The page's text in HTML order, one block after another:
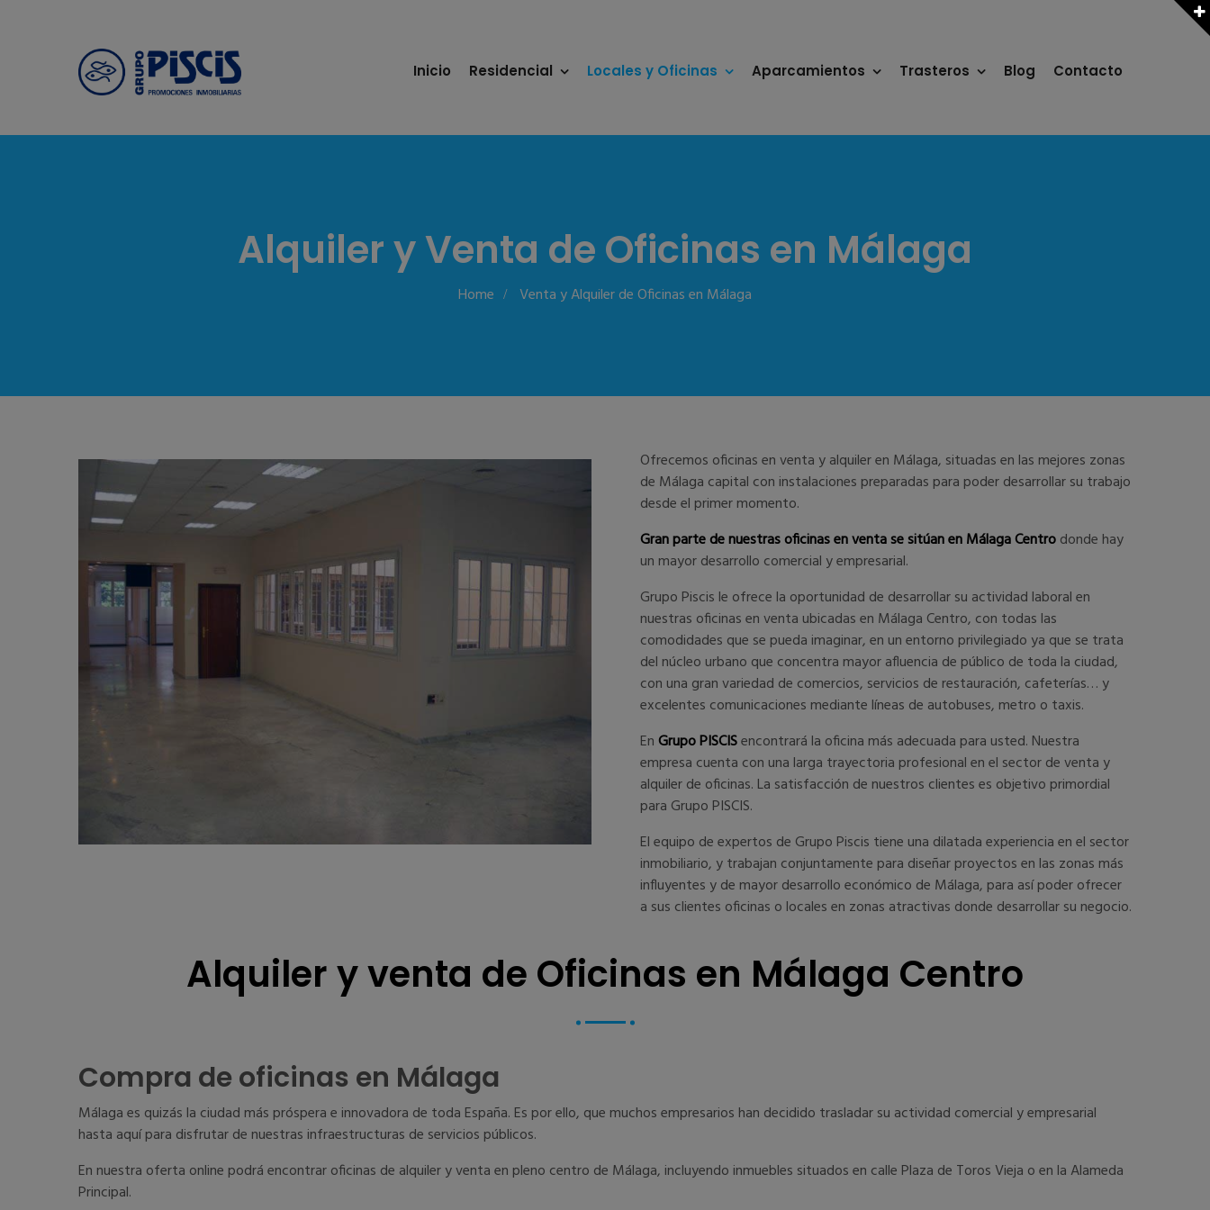
Inicio Residencial Locales y Oficinas Aparcamientos Trasteros Blog Contacto
Alquiler y Venta de Oficinas en Málaga
Home Venta y Alquiler de Oficinas en Málaga
Ofrecemos oficinas en venta y alquiler en Málaga, situadas en las mejores zonas
de Málaga capital con instalaciones preparadas para poder desarrollar su trabajo
desde el primer momento.
Gran parte de nuestras oficinas en venta se sitúan en Málaga Centrodonde hay
un mayor desarrollo comercial y empresarial.
Grupo Piscis le ofrece la oportunidad de desarrollar su actividad laboral en
nuestras oficinas en venta ubicadas en Málaga Centro, con todas las
comodidades que se pueda imaginar, en un entorno privilegiado ya que se trata
del núcleo urbano que concentra mayor afluencia de público de toda la ciudad,
con una gran variedad de comercios, servicios de restauración, cafeterías… y
excelentes comunicaciones mediante líneas de autobuses, metro o taxis.
EnGrupo PISCISencontrará la oficina más adecuada para usted. Nuestra
empresa cuenta con una larga trayectoria profesional en el sector de venta y
alquiler de oficinas. La satisfacción de nuestros clientes es objetivo primordial
para Grupo PISCIS.
El equipo de expertos de Grupo Piscis tiene una dilatada experiencia en el sector
inmobiliario, y trabajan conjuntamente para diseñar proyectos en las zonas más
influyentes y de mayor desarrollo económico de Málaga, para así poder ofrecer
a sus clientes oficinas o locales en zonas atractivas donde desarrollar su negocio.
Alquiler y venta de Oficinas en Málaga Centro
Compra de oficinas en Málaga
Málaga es quizás la ciudad más próspera e innovadora de toda España. Es por ello, que muchos empresarios han decidido trasladar su actividad comercial y empresarial
hasta aquí para disfrutar de nuestras infraestructuras de servicios públicos.
En nuestra oferta online podrá encontrar oficinas de alquiler y venta en pleno centro de Málaga, incluyendo inmuebles situados en calle Plaza de Toros Vieja o en la Alameda
Principal.